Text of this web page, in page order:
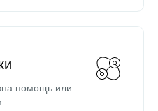
помощь или